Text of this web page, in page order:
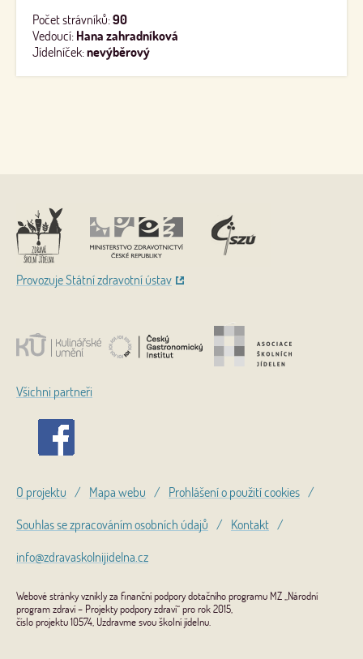
Počet strávníků:90
Vedoucí: Hana zahradníková
Jídelníček:nevýběrový
Provozuje Státní zdravotní ústav
Všichni partneři
O projektu / Mapa webu / Prohlášení o použití cookies /
Souhlas se zpracováním osobních údajů / Kontakt /
info@zdravaskolnijidelna.cz
Webové stránky vznikly za finanční podpory dotačního programu MZ „Národní
program zdraví – Projekty podpory zdraví“ pro rok 2015,
číslo projektu 10574, Uzdravme svou školní jídelnu.